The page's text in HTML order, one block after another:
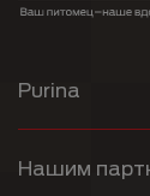
Purina
Нашим